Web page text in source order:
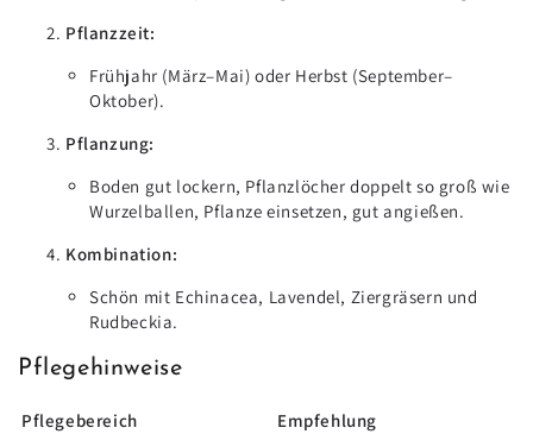
Pflanzzeit:
Frühjahr (März–Mai) oder Herbst (September–
Oktober).
Pflanzung:
Boden gut lockern, Pflanzlöcher doppelt so groß wie
Wurzelballen, Pflanze einsetzen, gut angießen.
Kombination:
Schön mit Echinacea, Lavendel, Ziergräsern und
Rudbeckia.
Pflegehinweise
Pflegebereich
Empfehlung